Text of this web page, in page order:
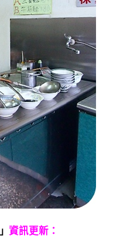
」 資訊更新：